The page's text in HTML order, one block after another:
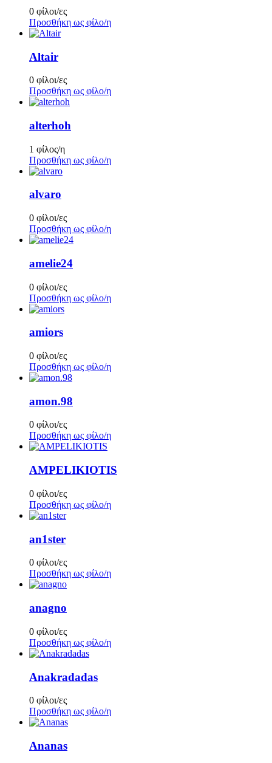
0 φίλοι/ες
Προσθήκη ως φίλο/η
Altair
0 φίλοι/ες
Προσθήκη ως φίλο/η
alterhoh
1 φίλος/η
Προσθήκη ως φίλο/η
alvaro
0 φίλοι/ες
Προσθήκη ως φίλο/η
amelie24
0 φίλοι/ες
Προσθήκη ως φίλο/η
amiors
0 φίλοι/ες
Προσθήκη ως φίλο/η
amon.98
0 φίλοι/ες
Προσθήκη ως φίλο/η
AMPELIKIOTIS
0 φίλοι/ες
Προσθήκη ως φίλο/η
an1ster
0 φίλοι/ες
Προσθήκη ως φίλο/η
anagno
0 φίλοι/ες
Προσθήκη ως φίλο/η
Anakradadas
0 φίλοι/ες
Προσθήκη ως φίλο/η
Ananas